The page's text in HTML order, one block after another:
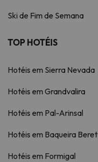
Ski de Fim de Semana
TOP HOTÉIS
Hotéis em Sierra Nevada
Hotéis em Grandvalira
Hotéis em Pal-Arinsal
Hotéis em Baqueira Beret
Hotéis em Formigal